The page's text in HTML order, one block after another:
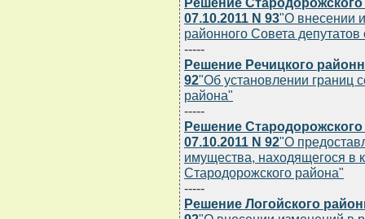
07.10.2011 N 93"О внесении
районного Совета
-----
Решение Речицкого
92"Об установлении границ
района"
-----
Решение
07.10.2011 N 92"О
имущества, находящегося в
Стародорожского района"
-----
Решение Логойского